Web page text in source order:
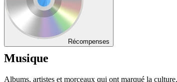
Récompenses
Musique
Albums, artistes et morceaux qui ont marqué la